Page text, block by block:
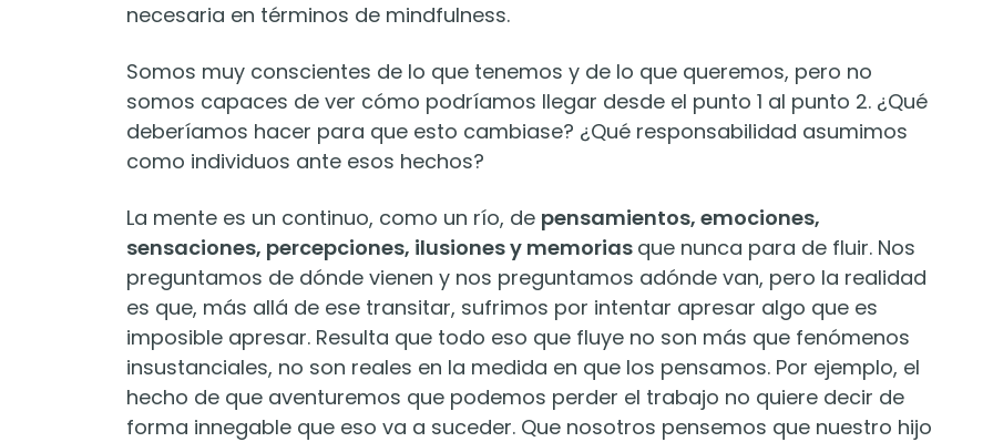
necesaria en términos de mindfulness.
Somos muy conscientes de lo que tenemos y de lo que queremos, pero no
somos capaces de ver cómo podríamos llegar desde el punto 1 al punto 2. ¿Qué
deberíamos hacer para que esto cambiase? ¿Qué responsabilidad asumimos
como individuos ante esos hechos?
La mente es un continuo, como un río, de pensamientos, emociones,
sensaciones, percepciones, ilusiones y memorias que nunca para de fluir. Nos
preguntamos de dónde vienen y nos preguntamos adónde van, pero la realidad
es que, más allá de ese transitar, sufrimos por intentar apresar algo que es
imposible apresar. Resulta que todo eso que fluye no son más que fenómenos
insustanciales, no son reales en la medida en que los pensamos. Por ejemplo, el
hecho de que aventuremos que podemos perder el trabajo no quiere decir de
forma innegable que eso va a suceder. Que nosotros pensemos que nuestro hijo